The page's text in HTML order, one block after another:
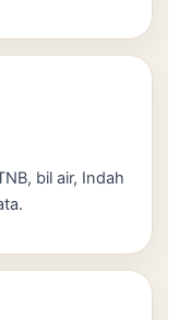
bil air, Indah